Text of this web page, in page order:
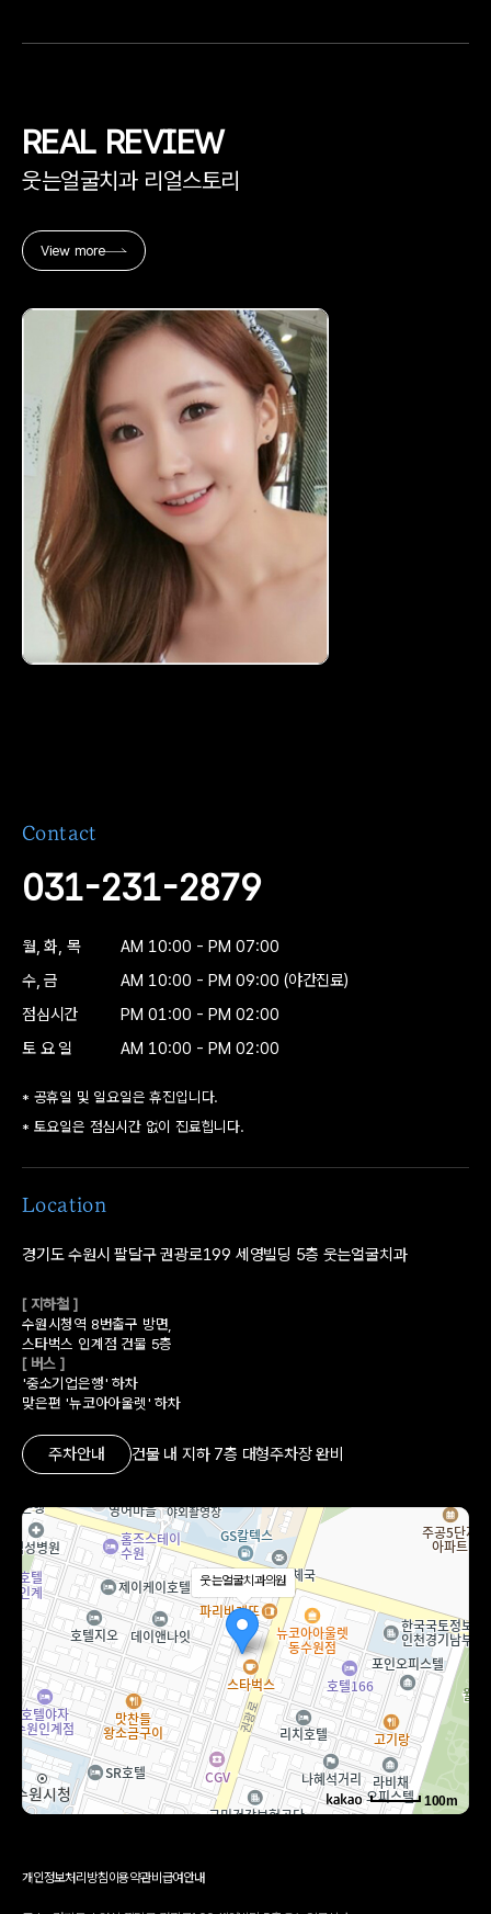
REALREVIEW
웃는얼굴치과 리얼스토리
View more
Contact
031-231-2879
월, 화, 목
AM 10:00 - PM 07:00
수, 금
AM 10:00 - PM 09:00 (야간진료)
점심시간
PM 01:00 - PM 02:00
토 요 일
AM 10:00 - PM 02:00
* 공휴일 및 일요일은 휴진입니다.
* 토요일은 점심시간 없이 진료힙니다.
Location
경기도 수원시 팔달구 권광로199 세영빌딩 5층 웃는얼굴치과
[ 지하철 ]
수원시청역 8번출구 방면,
스타벅스 인계점 건물 5층
[ 버스 ]
'중소기업은행' 하차
맞은편 '뉴코아아울렛' 하차
주차안내 건물 내 지하 7층 대형주차장 완비
웃는얼굴치과의원
100m
주소
경기 수원시 팔달구 권광로 199 세영빌딩 5층 503호
전화
031-231-2879
개인정보처리방침이용약관비급여안내